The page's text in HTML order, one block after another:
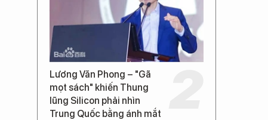
Lương Văn Phong – "Gã
mọt sách" khiến Thung
lũng Silicon phải nhìn
Trung Quốc bằng ánh mắt